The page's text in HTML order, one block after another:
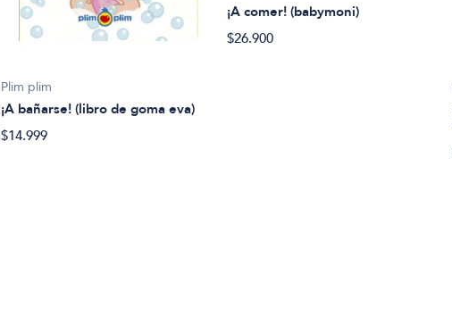
Plim plim
¡A bañarse! (libro de goma eva)
$14.999
¡A comer! (babymoni)
$26.900